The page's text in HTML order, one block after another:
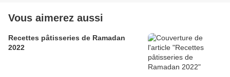
Vous aimerez aussi
Recettes pâtisseries de Ramadan
2022